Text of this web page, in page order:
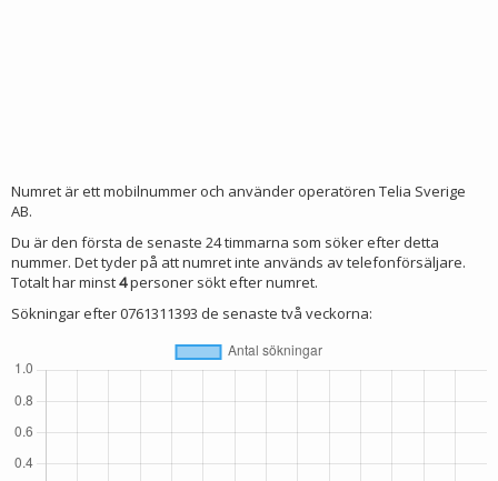
Numret är ett mobilnummer och använder operatören Telia Sverige
AB.
Du är den första de senaste 24 timmarna som söker efter detta
nummer. Det tyder på att numret inte används av telefonförsäljare.
Totalt har minst4personer sökt efter numret.
Sökningar efter 0761311393 de senaste två veckorna: